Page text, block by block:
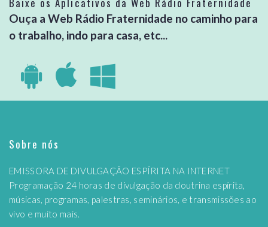
Ouça a Web Rádio Fraternidade no caminho para
o trabalho, indo para casa, etc...
Sobre nós
EMISSORA DE DIVULGAÇÃO ESPÍRITA NA INTERNET
Programação 24 horas de divulgação da doutrina espírita,
músicas, programas, palestras, seminários, e transmissões ao
vivo e muito mais.